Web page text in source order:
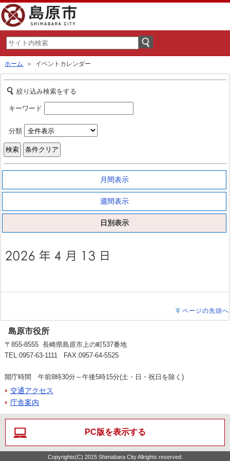
ホーム ＞ イベントカレンダー
絞り込み検索をする
キーワード
分類
月間表示
週間表示
日別表示
ページの先頭へ
島原市役所
〒855-8555 長崎県島原市上の町537番地
TEL:0957-63-1111 FAX:0957-64-5525
開庁時間 午前8時30分～午後5時15分(土・日・祝日を除く)
交通アクセス
庁舎案内
PC版を表示する
Copyrights(C) 2015 Shimabara City Allrights reserved.